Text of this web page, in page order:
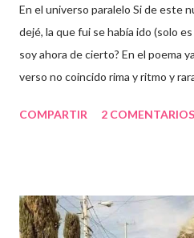
En el universo paralelo Si de este
dejé, la que fui se había ido (solo
soy ahora de cierto? En el poema
verso no coincido rima y ritmo y
estuve muerta algo nuevo ha de
COMPARTIR 2 COMENTARIOS